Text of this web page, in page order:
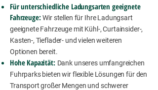
Für unterschiedliche Ladungsarten geeignete
Fahrzeuge:Wir stellen für Ihre Ladungsart
geeignete Fahrzeuge mit Kühl-, Curtainsider-,
Kasten-, Tieflader- und vielen weiteren
Optionen bereit.
Hohe Kapazität: Dank unseres umfangreichen
Fuhrparks bieten wir flexible Lösungen für den
Transport großer Mengen und schwerer